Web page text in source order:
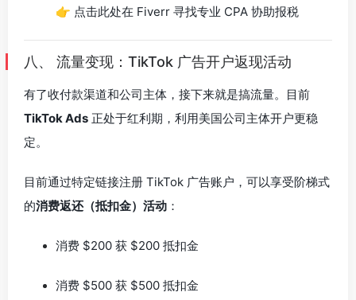
👉 点击此处在 Fiverr 寻找专业 CPA 协助报税
八、 流量变现：TikTok 广告开户返现活动
有了收付款渠道和公司主体，接下来就是搞流量。目前
TikTok Ads 正处于红利期，利用美国公司主体开户更稳
定。
目前通过特定链接注册 TikTok 广告账户，可以享受阶梯式
的消费返还（抵扣金）活动 ：
消费 $200 获 $200 抵扣金
消费 $500 获 $500 抵扣金